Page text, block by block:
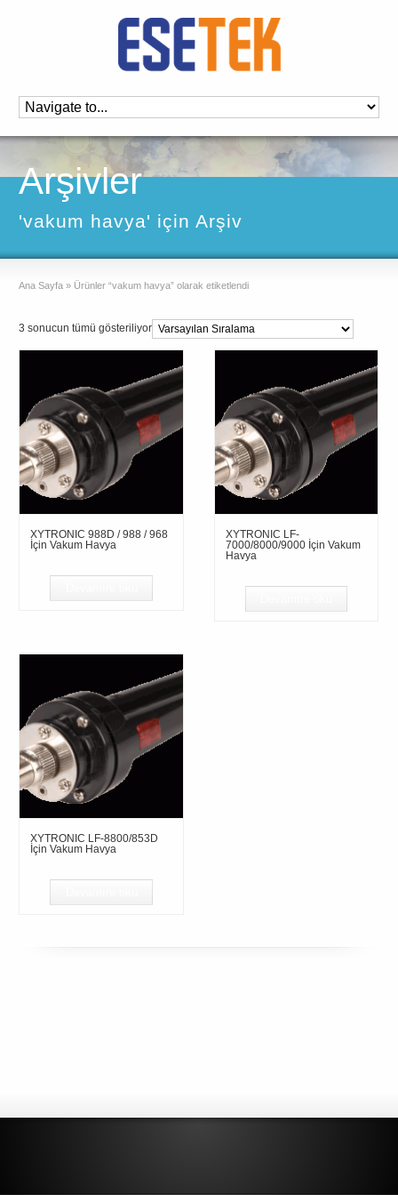
Arşivler
'vakum havya' için Arşiv
Ana Sayfa » Ürünler “vakum havya” olarak etiketlendi
3 sonucun tümü gösteriliyor
XYTRONIC 988D / 988 / 968
İçin Vakum Havya
XYTRONIC LF-
7000/8000/9000 İçin Vakum
Havya
XYTRONIC LF-8800/853D
İçin Vakum Havya